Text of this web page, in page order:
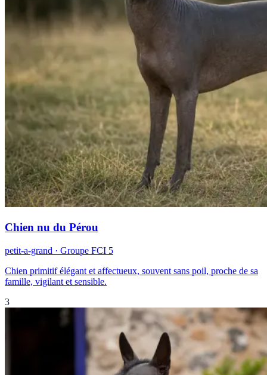
Chien nu du Pérou
petit-a-grand · Groupe FCI 5
Chien primitif élégant et affectueux, souvent sans poil, proche de sa
famille, vigilant et sensible.
3